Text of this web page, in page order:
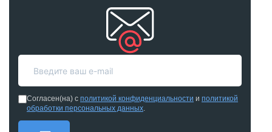
Согласен(на) с политикой конфиденциальности и политикой
обработки персональных данных.